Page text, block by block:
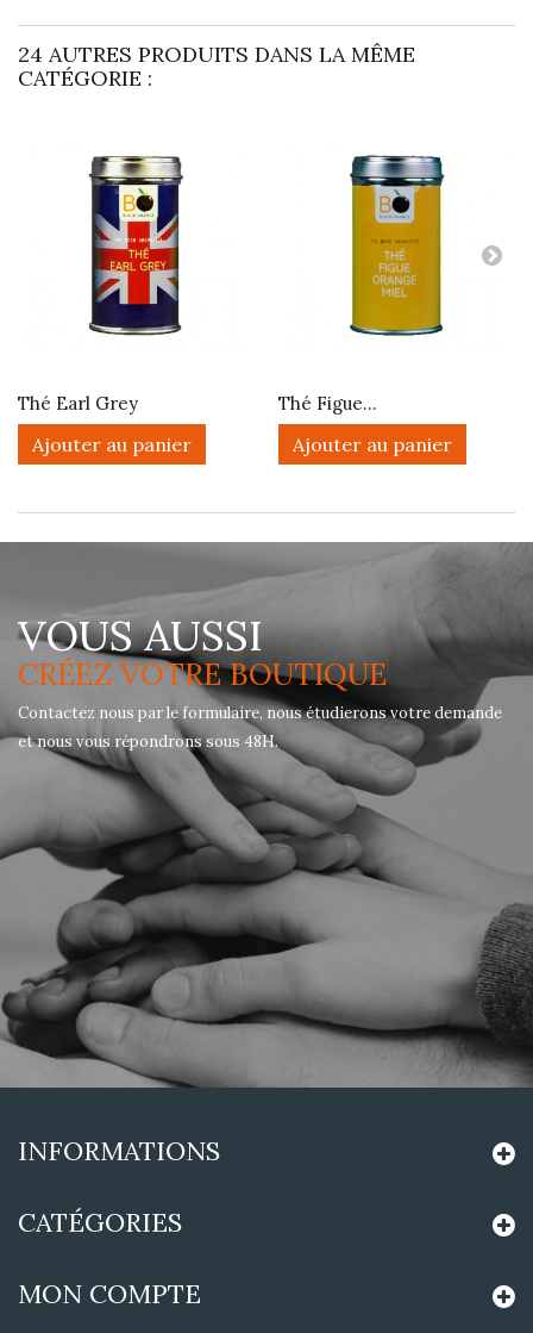
24 AUTRES PRODUITS DANS LA MÊME
CATÉGORIE :
Thé Earl Grey
Ajouter au panier
Thé Figue...
Ajouter au panier
VOUS AUSSI
CRÉEZ VOTRE BOUTIQUE
Contactez nous par le formulaire, nous étudierons votre demande
et nous vous répondrons sous 48H.
INFORMATIONS
CATÉGORIES
MON COMPTE